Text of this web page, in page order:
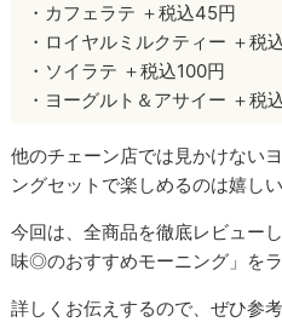
・カフェラテ ＋税込45円
・ロイヤルミルクティー ＋税
・ソイラテ ＋税込100円
・ヨーグルト＆アサイー ＋税
他のチェーン店では見かけない
ングセットで楽しめるのは嬉しい
今回は、全商品を徹底レビュー
味◎のおすすめモーニング」を
詳しくお伝えするので、ぜひ参